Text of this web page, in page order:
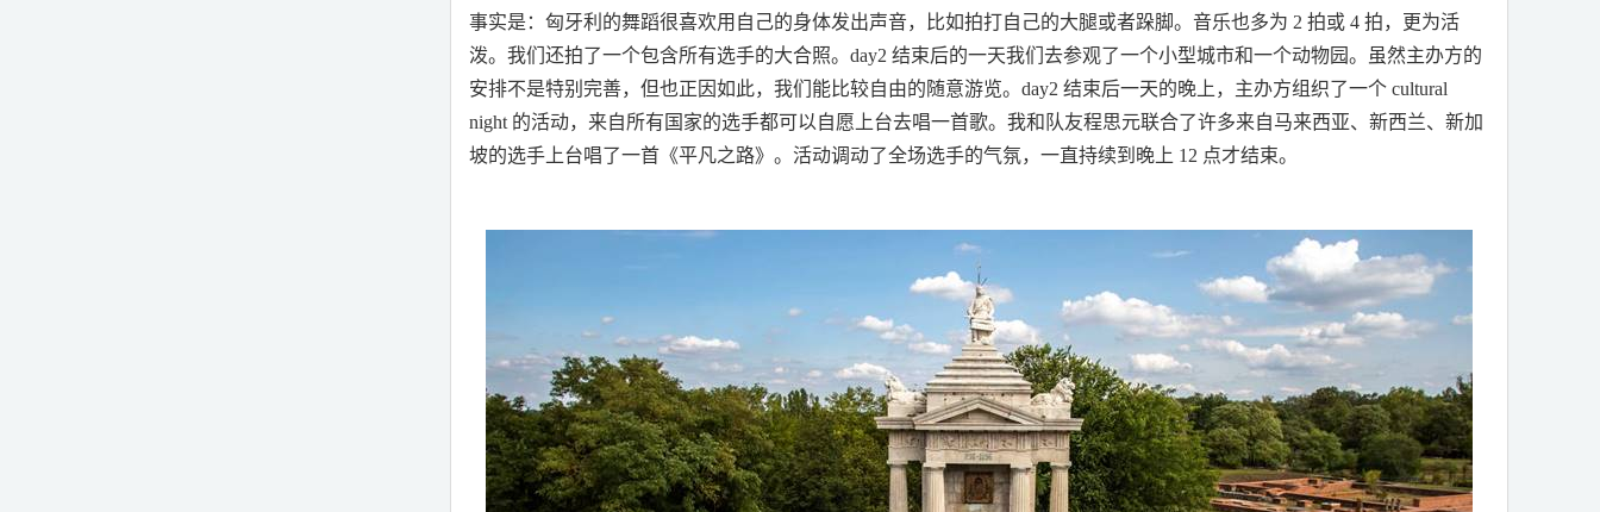
事实是：匈牙利的舞蹈很喜欢用自己的身体发出声音，比如拍打自己的大腿或者跺脚。音乐也多为 2拍或 4拍，更为活
泼。我们还拍了一个包含所有选手的大合照。day2结束后的一天我们去参观了一个小型城市和一个动物园。虽然主办方的
安排不是特别完善，但也正因如此，我们能比较自由的随意游览。day2结束后一天的晚上，主办方组织了一个 cultural
night 的活动，来自所有国家的选手都可以自愿上台去唱一首歌。我和队友程思元联合了许多来自马来西亚、新西兰、新加
坡的选手上台唱了一首《平凡之路》。活动调动了全场选手的气氛，一直持续到晚上 12 点才结束。